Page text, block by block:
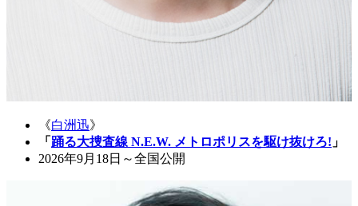
《白洲迅》
「 踊る大捜査線 N.E.W. メトロポリスを駆け抜けろ! 」
2026年9月18日～全国公開